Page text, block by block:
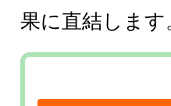
果に直結します